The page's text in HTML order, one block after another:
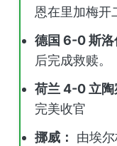
恩在里加梅开
德国 6-0 斯洛
后完成救赎。
荷兰 4-0 立陶
完美收官
挪威：
由埃